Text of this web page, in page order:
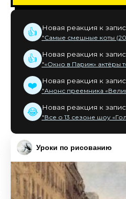
👍 Новая реакция к
"Самые смешные коты
👍 Новая реакция к
"«Окно в Париж» актёры
❤️ Новая реакция к
"Анонс преемника
😂 Новая реакция к
"Все о 13 сезоне шоу
Уроки по рисованию